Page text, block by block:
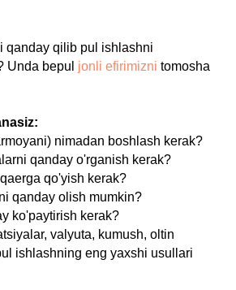
qanday qilib pul ishlashni
Unda bepul jonli efirimizni tomosha
nimadan boshlash kerak?
qanday o'rganish kerak?
qo'yish kerak?
qanday olish mumkin?
ko'paytirish kerak?
valyuta, kumush, oltin
ishlashning eng yaxshi usullari